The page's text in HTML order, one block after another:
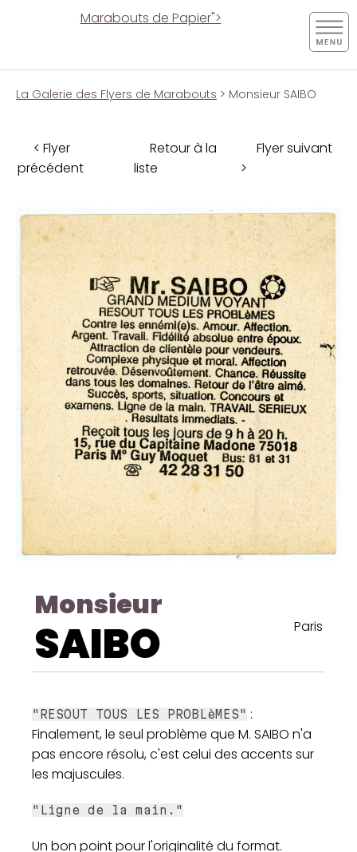
Marabouts de Papier">
La Galerie des Flyers de Marabouts > Monsieur SAIBO
< Flyer
précédent
Retour à la
liste
Flyer suivant
>
Monsieur
SAIBO Paris
"RESOUT TOUS LES PROBLèMES" :
Finalement, le seul problème que M. SAIBO n'a
pas encore résolu, c'est celui des accents sur
les majuscules.
"Ligne de la main."
Un bon point pour l'originalité du format.